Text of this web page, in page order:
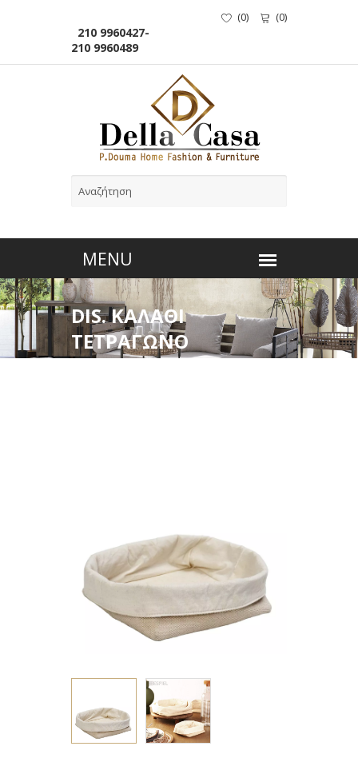
210 9960427-
210 9960489
(0) (0)
DIS. ΚΑΛΑΘΙ
ΤΕΤΡΑΓΩΝΟ
JUTE/COTTON